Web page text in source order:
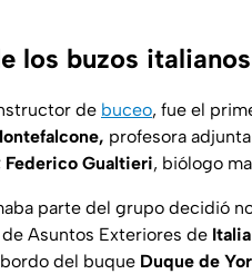
los buzos
de buceo, fue el
profesora
Federico Gualtieri, biólogo
parte del grupo decidió
Asuntos Exteriores de Italia
del buque Duque de